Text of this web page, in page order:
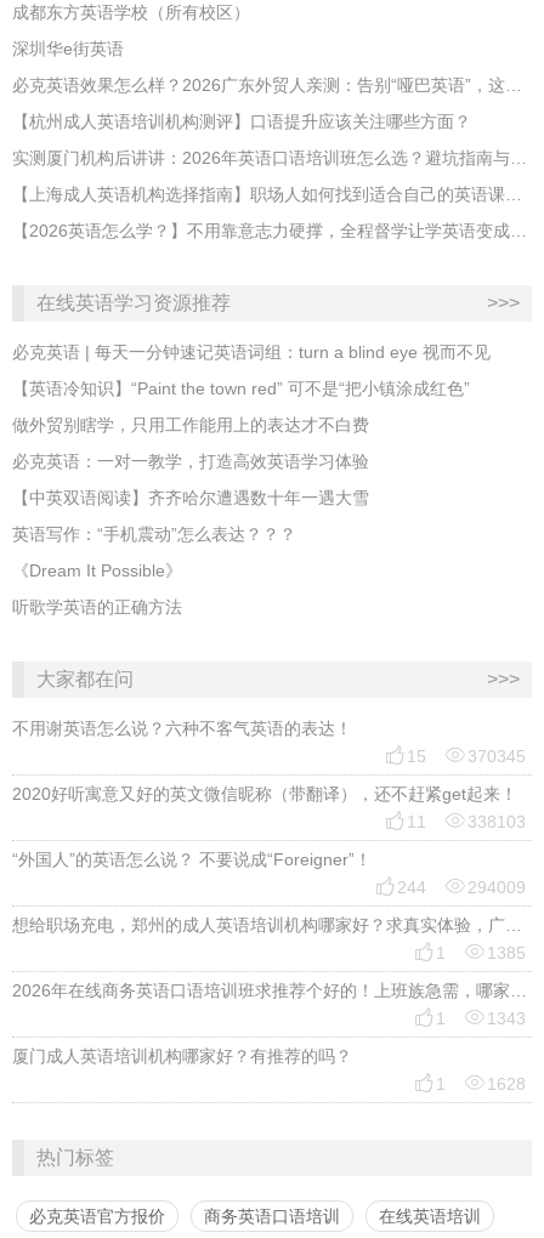
成都东方英语学校（所有校区）
深圳华e街英语
必克英语效果怎么样？2026广东外贸人亲测：告别“哑巴英语”，这才是成年人最高效的自救指南！
【杭州成人英语培训机构测评】口语提升应该关注哪些方面？
实测厦门机构后讲讲：2026年英语口语培训班怎么选？避坑指南与高效学习新范式
【上海成人英语机构选择指南】职场人如何找到适合自己的英语课程？
【2026英语怎么学？】不用靠意志力硬撑，全程督学让学英语变成日常习惯
在线英语学习资源推荐 >>>
必克英语 | 每天一分钟速记英语词组：turn a blind eye 视而不见
​【英语冷知识】“Paint the town red” 可不是“把小镇涂成红色”
做外贸别瞎学，只用工作能用上的表达才不白费
必克英语：一对一教学，打造高效英语学习体验
【中英双语阅读】齐齐哈尔遭遇数十年一遇大雪
英语写作：“手机震动”怎么表达？？？
《Dream It Possible》
听歌学英语的正确方法
大家都在问 >>>
不用谢英语怎么说？六种不客气英语的表达！
 15 370345
2020好听寓意又好的英文微信昵称（带翻译），还不赶紧get起来！
 11 338103
“外国人”的英语怎么说？ 不要说成“Foreigner”！
 244 294009
想给职场充电，郑州的成人英语培训机构哪家好？求真实体验，广告勿扰，感谢！
 1 1385
2026年在线商务英语口语培训班求推荐个好的！上班族急需，哪家好？
 1 1343
厦门成人英语培训机构哪家好？有推荐的吗？
 1 1628
热门标签
必克英语官方报价 商务英语口语培训 在线英语培训